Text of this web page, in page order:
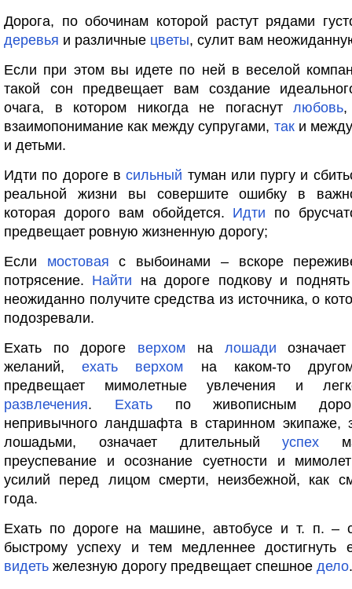
Дорога, по обочинам которой растут рядами
деревья и различные цветы, сулит вам
Если при этом вы идете по ней в веселой
такой сон предвещает вам создание
очага, в котором никогда не погаснут любовь
взаимопонимание как между супругами, таки
и детьми.
Идти по дороге всильный туман или пургу и
реальной жизни вы совершите ошибку в
которая дорого вам обойдется. Идти по
предвещает ровную жизненную дорогу;
Если мостовая с выбоинами – вскоре
потрясение. Найти на дороге подкову и
неожиданно получите средства из источника, о
подозревали.
Ехать по дороге верхом на лошади
желаний,ехать верхом на каком-то
предвещает мимолетные увлечения и
развлечения. Ехатьпо живописным
непривычного ландшафта в старинном экипаже,
лошадьми, означает длительныйуспех
преуспевание и осознание суетности и
усилий перед лицом смерти, неизбежной, как
года.
Ехать по дороге на машине, автобусе и т. п. –
быстрому успеху и тем медленнее достигнуть
видеть железную дорогу предвещает спешное дело.